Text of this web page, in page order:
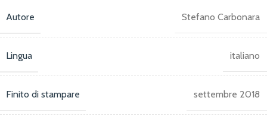
Autore Stefano Carbonara
Lingua italiano
Finito di stampare settembre 2018